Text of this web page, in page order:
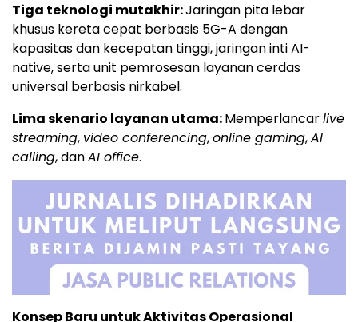
Tiga teknologi mutakhir:Jaringan pita lebar
khusus kereta cepat berbasis 5G-A dengan
kapasitas dan kecepatan tinggi, jaringan inti AI-
native, serta unit pemrosesan layanan cerdas
universal berbasis nirkabel.
Lima skenario layanan utama:Memperlancarlive
streaming, video conferencing,online gaming,AI
calling, danAI office.
Konsep Baru untuk Aktivitas Operasional